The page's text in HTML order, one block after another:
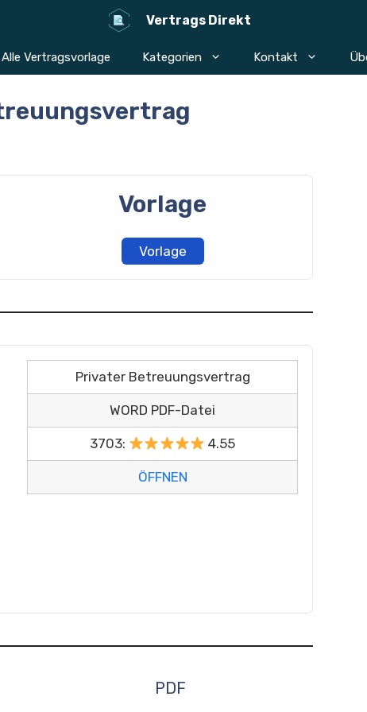
Vertrags Direkt
Alle Vertragsvorlage Kategorien Kontakt
Vorlage
Vorlage
Privater Betreuungsvertrag
WORD PDF-Datei
3703: 4.55
ÖFFNEN
PDF